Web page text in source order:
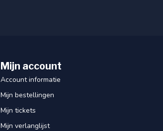
Mijn account
Account informatie
Mijn bestellingen
Mijn tickets
Mijn verlanglijst